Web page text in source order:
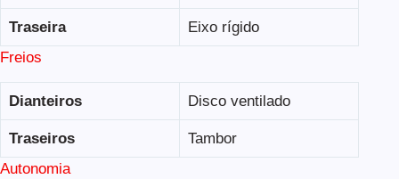
Traseira
Eixo rígido
Freios
Dianteiros Disco ventilado
Traseiros
Tambor
Autonomia